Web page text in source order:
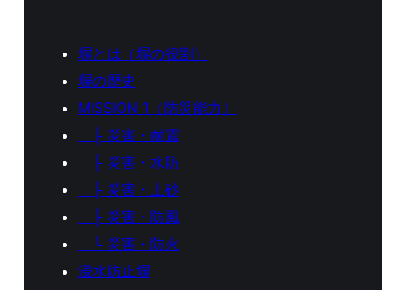
塀とは（塀の役割）
塀の歴史
MISSION 1（防災能力）
├ 災害・耐震
├ 災害・水防
├ 災害・土砂
├ 災害・防風
└ 災害・防火
浸水防止塀